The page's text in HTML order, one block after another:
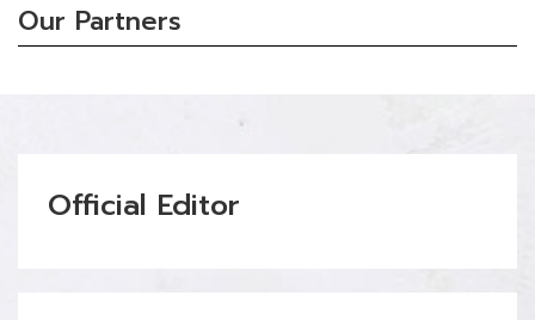
Our Partners
Official Editor